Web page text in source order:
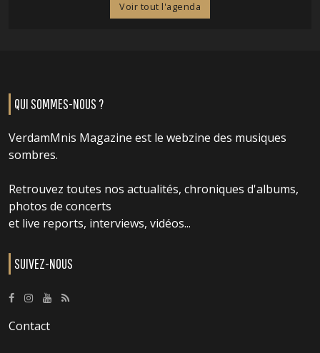
Voir tout l'agenda
QUI SOMMES-NOUS ?
VerdamMnis Magazine est le webzine des musiques
sombres.
Retrouvez toutes nos actualités, chroniques d'albums,
photos de concerts
et live reports, interviews, vidéos...
SUIVEZ-NOUS
Contact